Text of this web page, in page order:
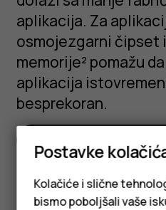
aplikacija. Za
osmojezgarni čipset
memorije² pomažu
aplikacija
besprekoran.
Postavke
Kolačiće i slične
bismo poboljšali vaše